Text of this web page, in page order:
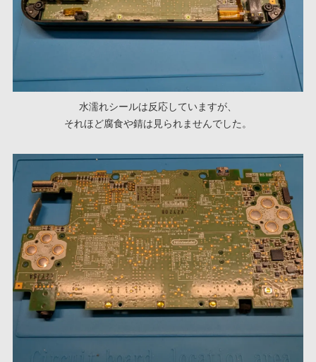
水濡れシールは反応していますが、
それほど腐食や錆は見られませんでした。